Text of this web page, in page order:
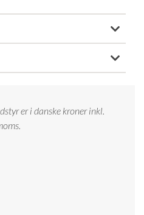
er i danske kroner inkl.